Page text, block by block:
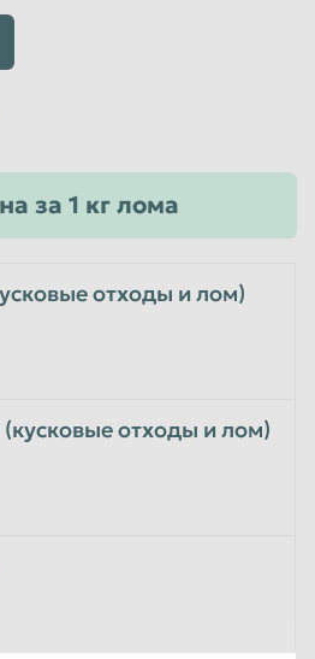
за 1 кг лома
отходы и лом)
отходы и лом)